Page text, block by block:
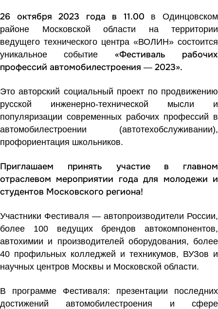
26 октября 2023 года в 11.00 в Одинцовском
районе Московской области на территории
ведущего технического центра «ВОЛИН» состоится
уникальное событие «Фестиваль рабочих
профессий автомобилестроения — 2023».
Это авторский социальный проект по продвижению
русской инженерно-технической мысли и
популяризации современных рабочих профессий в
автомобилестроении (автотехобслуживании),
профориентация школьников.
Приглашаем принять участие в главном
отраслевом мероприятии года для молодежи и
студентов Московского региона!
Участники Фестиваля — автопроизводители России,
более 100 ведущих брендов автокомпонентов,
автохимии и производителей оборудования, более
40 профильных колледжей и техникумов, ВУЗов и
научных центров Москвы и Московской области.
В программе Фестиваля: презентации последних
достижений автомобилестроения и сфере